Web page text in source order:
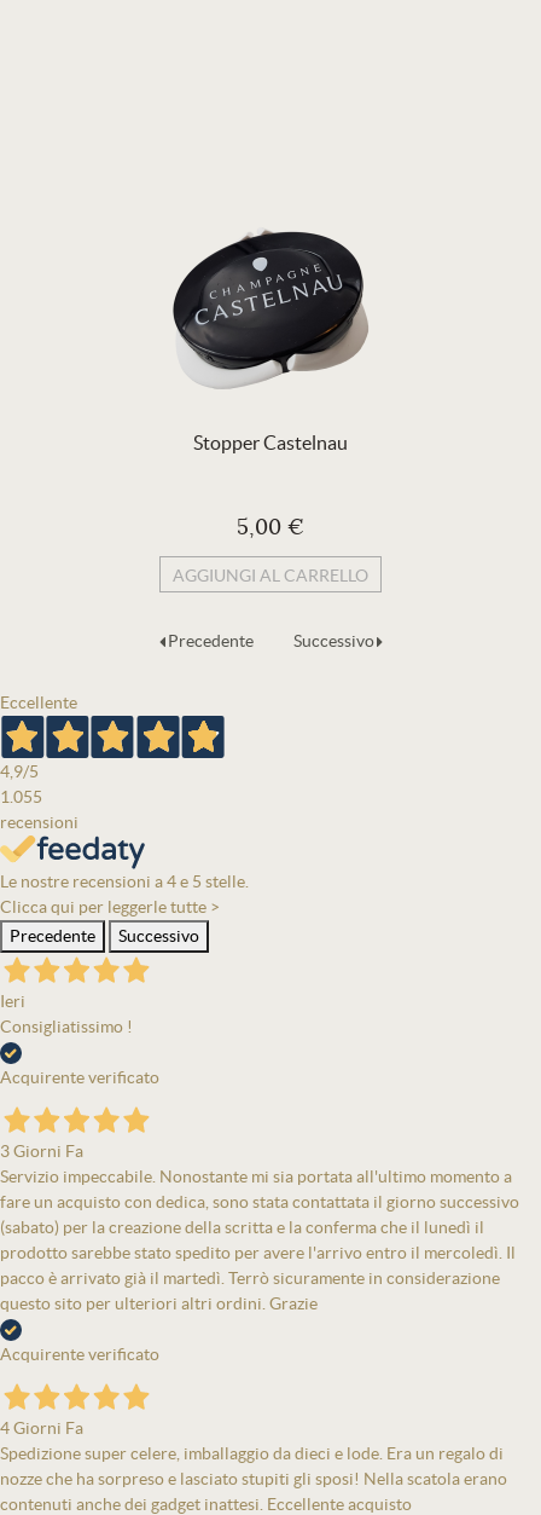
Stopper Castelnau
5,00 €
AGGIUNGI AL CARRELLO
Precedente Successivo
Eccellente
4,9/5
1.055
recensioni
Le nostre recensioni a 4 e 5 stelle.
Clicca qui per leggerle tutte >
Precedente
Successivo
Ieri
Consigliatissimo !
Acquirente verificato
3 Giorni Fa
Servizio impeccabile. Nonostante mi sia portata all'ultimo momento a
fare un acquisto con dedica, sono stata contattata il giorno successivo
(sabato) per la creazione della scritta e la conferma che il lunedì il
prodotto sarebbe stato spedito per avere l'arrivo entro il mercoledì. Il
pacco è arrivato già il martedì. Terrò sicuramente in considerazione
questo sito per ulteriori altri ordini. Grazie
Acquirente verificato
4 Giorni Fa
Spedizione super celere, imballaggio da dieci e lode. Era un regalo di
nozze che ha sorpreso e lasciato stupiti gli sposi! Nella scatola erano
contenuti anche dei gadget inattesi. Eccellente acquisto